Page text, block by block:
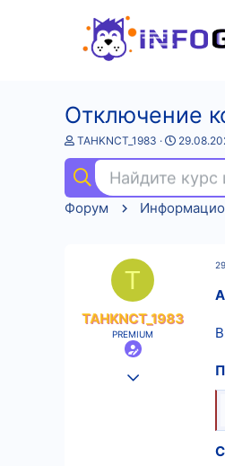
Отключение
А
т
о
р
т
TAHKNCT_1983
Д
а
н
а
Найдите
Форум
T
TAHKNCT_1983
PREMIUM